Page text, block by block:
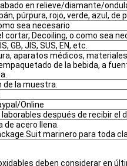
en relieve/diamante/
púrpura, rojo, verde, azul, de
sea necesario
cortar, Decoiling, o como sea
GB, JIS, SUS, EN, etc.
aparatos médicos,
de la bebida, a
la muestra.
Online
laborables después de recibir el
de acero llena.
marinero para toda
deben considerar en